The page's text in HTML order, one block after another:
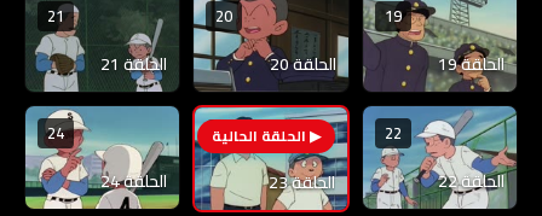
19
الحلقة 19
20
الحلقة 20
21
الحلقة 21
22
الحلقة 22
23
الحلقة 23
24
الحلقة 24